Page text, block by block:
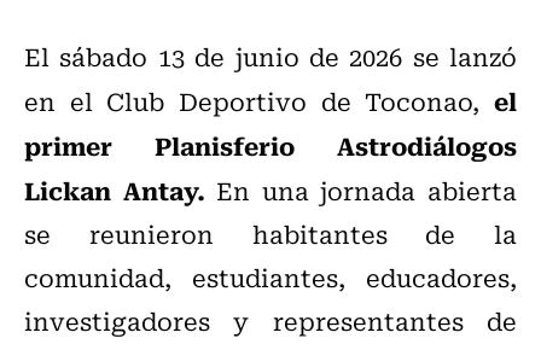
El sábado 13 de junio de 2026 se lanzó
en el Club Deportivo de Toconao, el
primer Planisferio Astrodiálogos
Lickan Antay. En una jornada abierta
se reunieron habitantes de la
comunidad, estudiantes, educadores,
investigadores y representantes de